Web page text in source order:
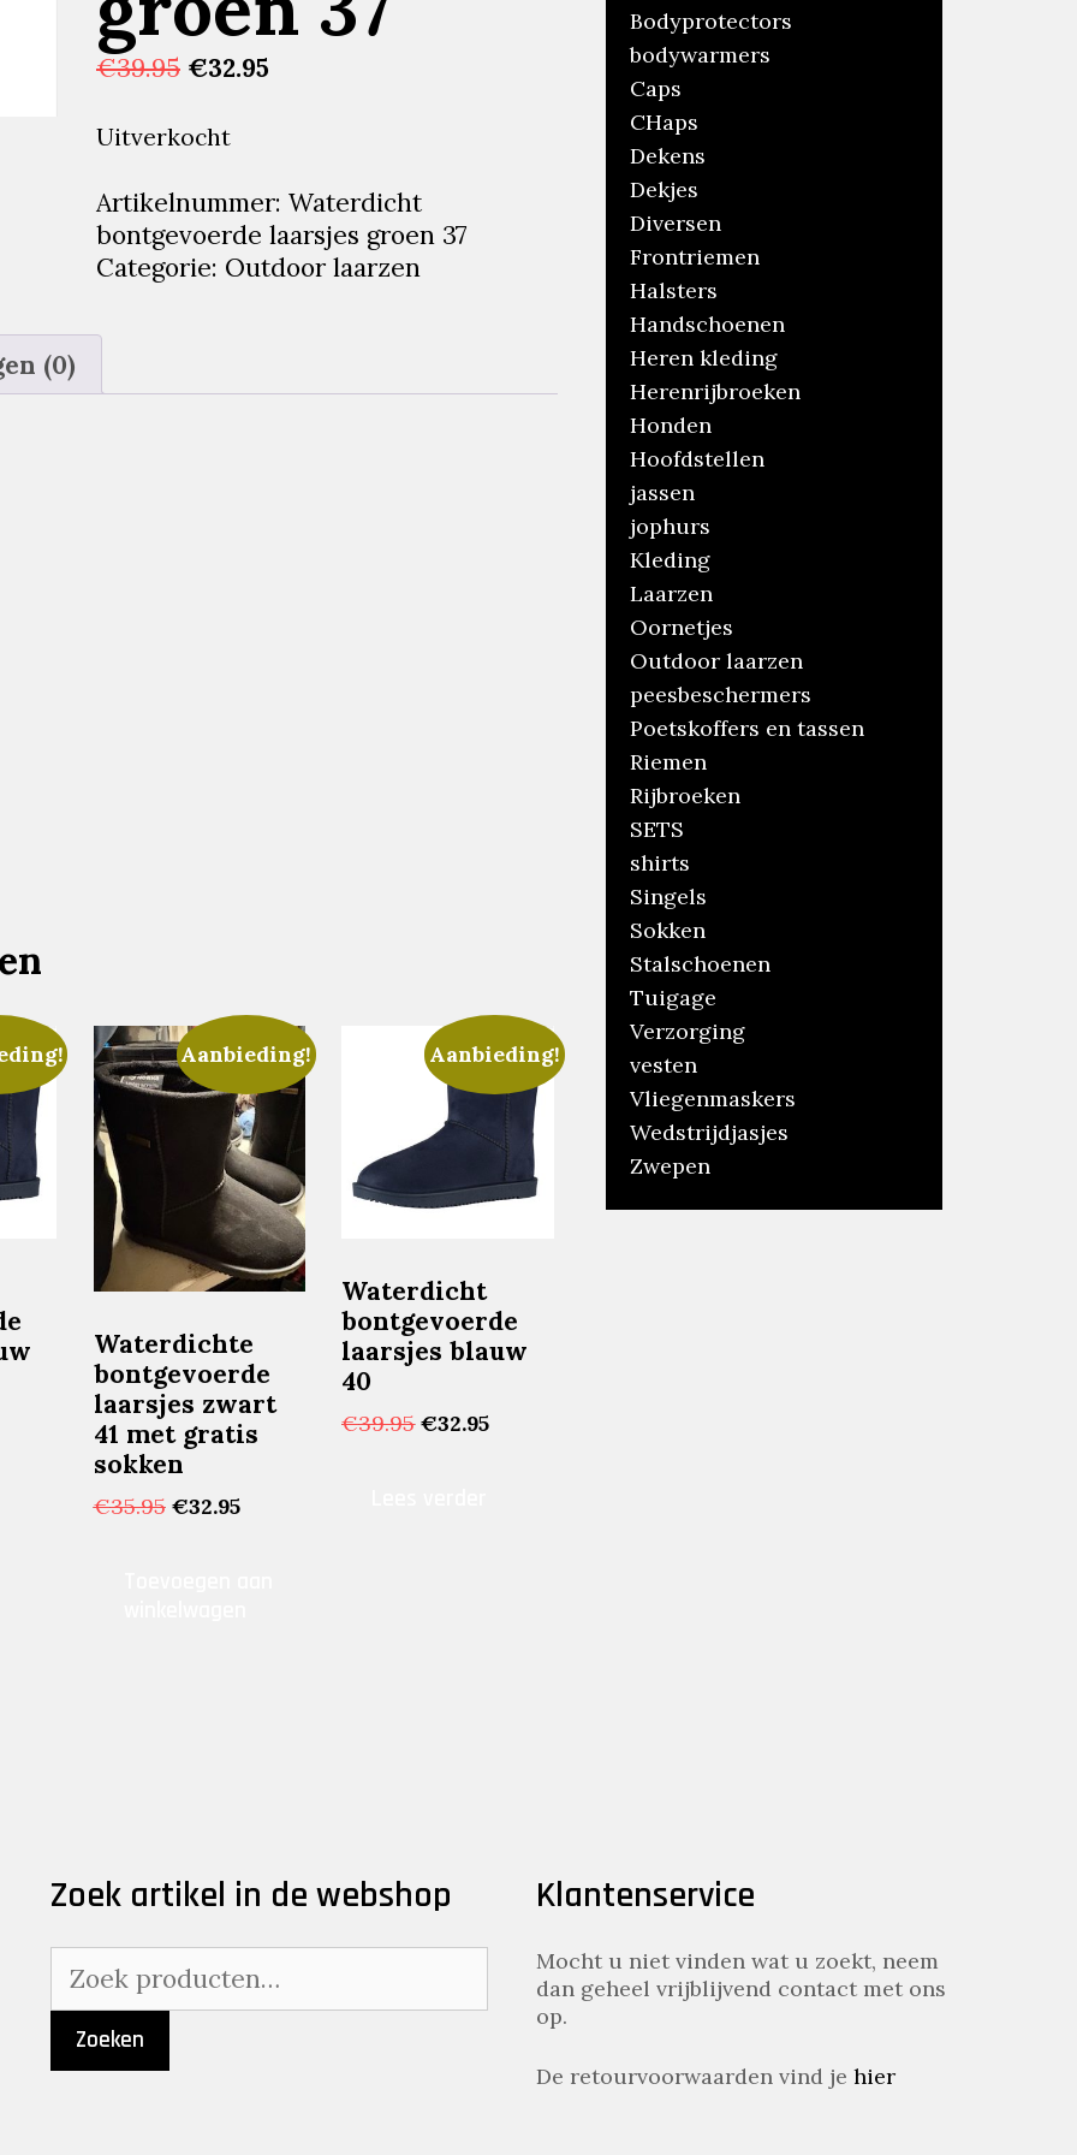
€39.95 Oorspronkelijke
was:
€32.95
Uitverkocht
Artikelnummer: Waterdicht
bontgevoerde laarsjes groen 37
Categorie: Outdoor laarzen
(0)
Aanbieding!
Waterdichte
bontgevoerde
laarsjes zwart
41 met gratis
sokken
€35.95 Oorspronkelijke
€32.95Huidige
Aanbieding!
Waterdicht
bontgevoerde
laarsjes blauw
40
€39.95 Oorspronkelijke
€32.95Huidige
Bodyprotectors
bodywarmers
Caps
CHaps
Dekens
Dekjes
Diversen
Frontriemen
Halsters
Handschoenen
Heren kleding
Herenrijbroeken
Honden
Hoofdstellen
jassen
jophurs
Kleding
Laarzen
Oornetjes
Outdoor laarzen
peesbeschermers
Poetskoffers en tassen
Riemen
Rijbroeken
SETS
shirts
Singels
Sokken
Stalschoenen
Tuigage
Verzorging
vesten
Vliegenmaskers
Wedstrijdjasjes
Zwepen
Zoek artikel in de webshop
naar:
Zoeken
Klantenservice
Mocht u niet vinden wat u zoekt, neem
dan geheel vrijblijvend contact met ons
op.
De retourvoorwaarden vind je hier